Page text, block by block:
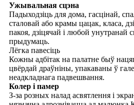
Ужывальная сцэна
Падыходзіць для дома, гасцінай,
сталовай або крамы цацак, класа,
пакоя, дзіцячай і любой
прыдумаць.
Лёгка павесіць
Кожны адбітак на палатне быў
цвёрдай драўніны, упакаваны ў
неадкладнага падвешвання.
Колер і памер
З-за розных налад асвятлення і